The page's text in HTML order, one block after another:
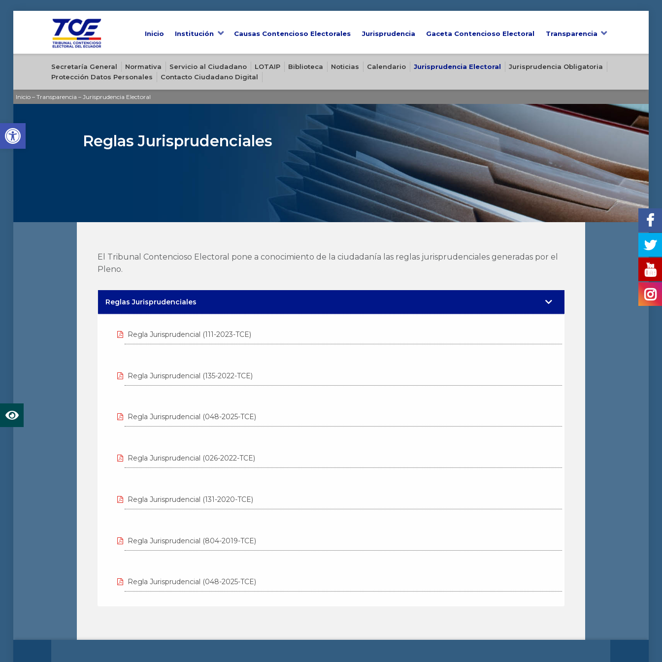
Open toolbar
Inicio Institución Causas Contencioso Electorales Jurisprudencia Gaceta Contencioso Electoral Transparencia
Secretaría General Normativa Servicio al Ciudadano LOTAIP Biblioteca Noticias Calendario Jurisprudencia Electoral
Jurisprudencia Obligatoria
Protección Datos Personales
Contacto Ciudadano Digital
Inicio – Transparencia –Jurisprudencia Electoral
Reglas Jurisprudenciales
El Tribunal Contencioso Electoral pone a conocimiento de la ciudadanía las reglas jurisprudenciales generadas por el
Pleno.
Reglas Jurisprudenciales
Regla Jurisprudencial (111-2023-TCE)
Regla Jurisprudencial (135-2022-TCE)
Regla Jurisprudencial (048-2025-TCE)
Regla Jurisprudencial (026-2022-TCE)
Regla Jurisprudencial (131-2020-TCE)
Regla Jurisprudencial (804-2019-TCE)
Regla Jurisprudencial (048-2025-TCE)